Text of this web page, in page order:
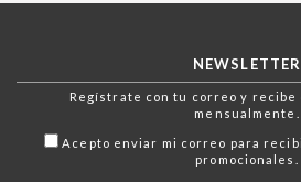
NEWSLETTER
Regístrate con tu correo y
mensualmente.
Acepto enviar mi correo para
promocionales.